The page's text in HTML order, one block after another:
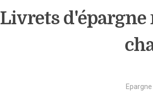
Livrets d'épargne
Epargne